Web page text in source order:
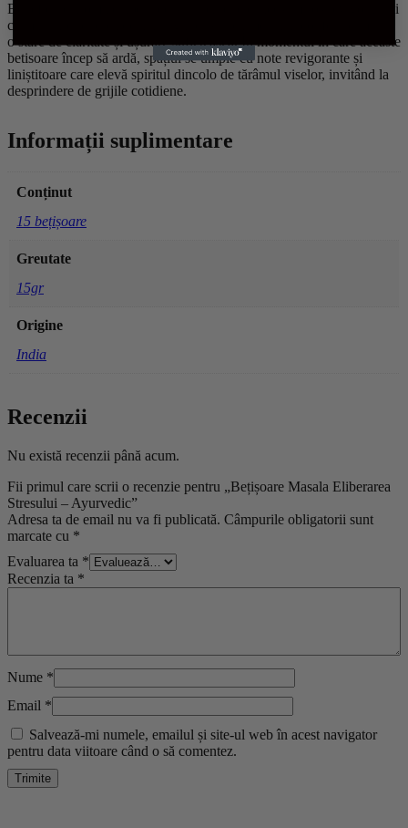
Beneficiile aromaterapeutice sunt palpabile: acest miros revigorant și
calmant are puterea de a alunga tensiunea mentală, conferind minții
o stare de claritate și ușurare sufletească. În momentul în care aceaste
betisoare încep să ardă, spațiul se umple cu note revigorante și
liniștitoare care elevă spiritul dincolo de tărâmul viselor, invitând la
desprindere de grijile cotidiene.
Informații suplimentare
Conținut
15 bețișoare
Greutate
15gr
Origine
India
Recenzii
Nu există recenzii până acum.
Fii primul care scrii o recenzie pentru „Bețișoare Masala Eliberarea
Stresului – Ayurvedic”
Adresa ta de email nu va fi publicată. Câmpurile obligatorii sunt
marcate cu *
Evaluarea ta *
Recenzia ta *
Nume *
Email *
Salvează-mi numele, emailul și site-ul web în acest navigator
pentru data viitoare când o să comentez.